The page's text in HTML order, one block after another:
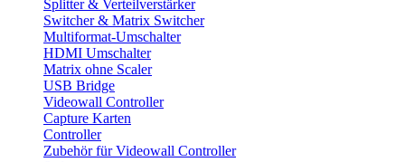
Splitter & Verteilverstärker
Switcher & Matrix Switcher
Multiformat-Umschalter
HDMI Umschalter
Matrix ohne Scaler
USB Bridge
Videowall Controller
Capture Karten
Controller
Zubehör für Videowall Controller